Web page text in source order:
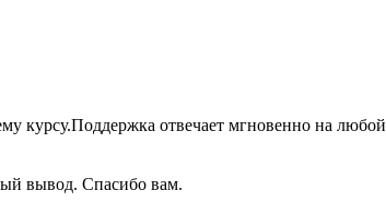
курсу.Поддержка отвечает мгновенно на любой
вывод. Спасибо вам.